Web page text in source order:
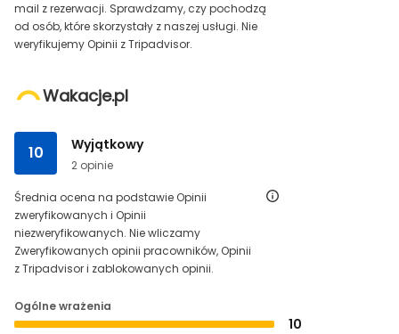
mail z rezerwacji. Sprawdzamy, czy pochodzą
od osób, które skorzystały z naszej usługi. Nie
weryfikujemy Opinii z Tripadvisor.
Wakacje.pl
10 Wyjątkowy
2 opinie
Średnia ocena na podstawie Opinii
zweryfikowanych i Opinii
niezweryfikowanych. Nie wliczamy
Zweryfikowanych opinii pracowników, Opinii
z Tripadvisor i zablokowanych opinii.
Ogólne wrażenia
10